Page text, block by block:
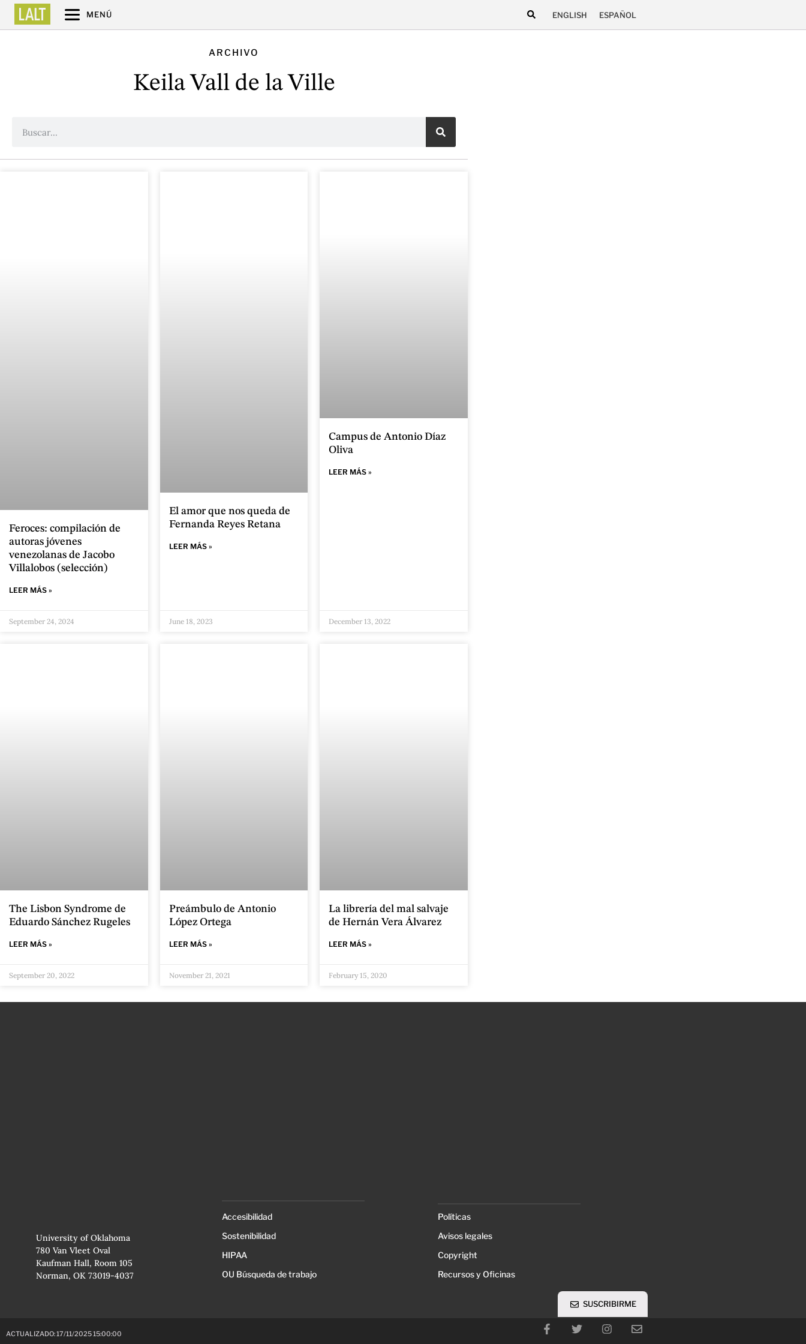
MENÚ ENGLISH ESPAÑOL
ARCHIVO
Keila Vall de la Ville
Feroces: compilación de
autoras jóvenes
venezolanas de Jacobo
Villalobos (selección)
LEER MÁS »
September 24, 2024
El amor que nos queda de
Fernanda Reyes Retana
LEER MÁS »
June 18, 2023
Campus de Antonio Díaz
Oliva
LEER MÁS »
December 13, 2022
The Lisbon Syndrome de
Eduardo Sánchez Rugeles
LEER MÁS »
September 20, 2022
Preámbulo de Antonio
López Ortega
LEER MÁS »
November 21, 2021
La librería del mal salvaje
de Hernán Vera Álvarez
LEER MÁS »
February 15, 2020
University of Oklahoma
780 Van Vleet Oval
Kaufman Hall, Room 105
Norman, OK 73019-4037
Accesibilidad
Sostenibilidad
HIPAA
OU Búsqueda de trabajo
Políticas
Avisos legales
Copyright
Recursos y Oficinas
ACTUALIZADO: 17/11/2025 15:00:00
SUSCRIBIRME